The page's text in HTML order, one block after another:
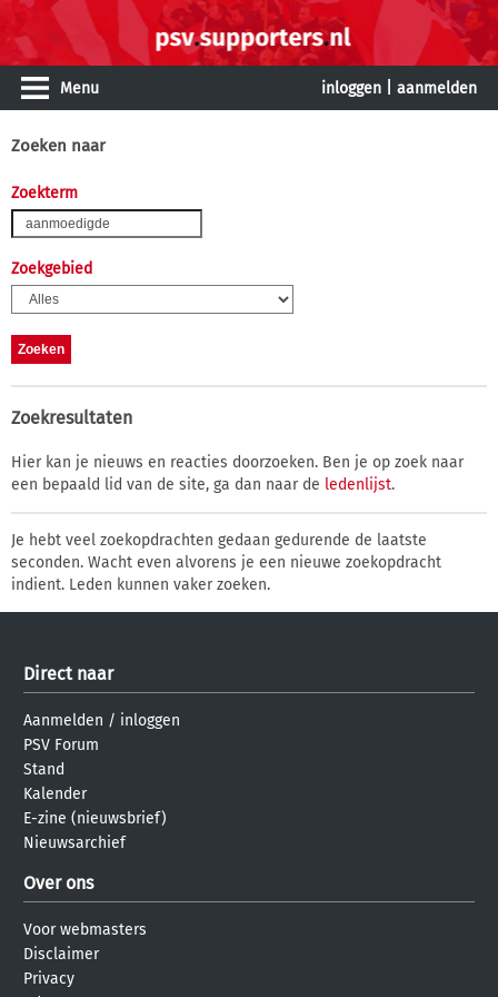
Menu inloggen aanmelden
Zoeken naar
Zoekterm
Zoekgebied
Zoekresultaten
Hier kan je nieuws en reacties doorzoeken. Ben je op zoek naar
een bepaald lid van de site, ga dan naar de ledenlijst.
Je hebt veel zoekopdrachten gedaan gedurende de laatste
seconden. Wacht even alvorens je een nieuwe zoekopdracht
indient. Leden kunnen vaker zoeken.
Direct naar
Aanmelden / inloggen
PSV Forum
Stand
Kalender
E-zine (nieuwsbrief)
Nieuwsarchief
Over ons
Voor webmasters
Disclaimer
Privacy